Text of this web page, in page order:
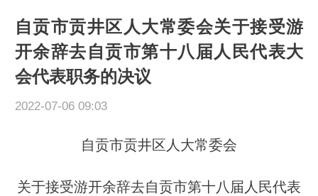
自贡市贡井区人大常委会关于接受游
开余辞去自贡市第十八届人民代表大
会代表职务的决议
2022-07-06 09:03
自贡市贡井区人大常委会
关于接受游开余辞去自贡市第十八届人民代表